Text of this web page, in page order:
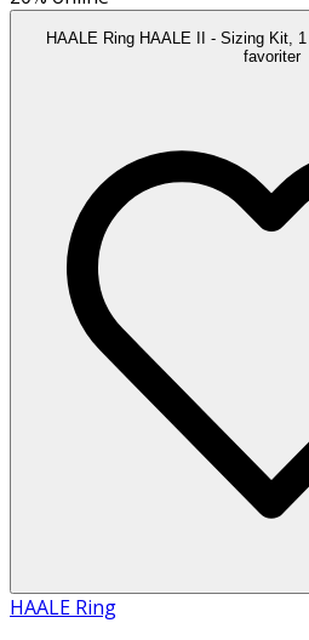
HAALE Ring HAALE II - Sizing Kit,
favoriter
HAALE Ring